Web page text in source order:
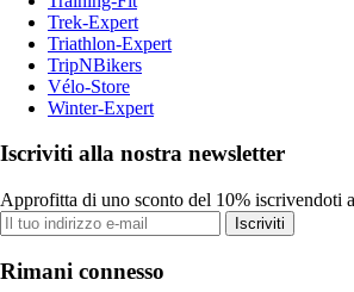
Trek-Expert
Triathlon-Expert
TripNBikers
Vélo-Store
Winter-Expert
Iscriviti alla nostra newsletter
Approfitta di uno sconto del 10% iscrivendoti
Iscriviti
Rimani connesso